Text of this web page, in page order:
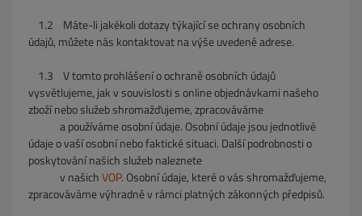
1.2
Máte-li jakékoli dotazy týkající se ochrany osobních
údajů, můžete nás kontaktovat na výše uvedené adrese.
1.3
V tomto prohlášení o ochraně osobních údajů
vysvětlujeme, jak v souvislosti s online objednávkami našeho
zboží nebo služeb shromažďujeme, zpracováváme
a používáme osobní údaje. Osobní údaje jsou jednotlivé
údaje o vaší osobní nebo faktické situaci. Další podrobnosti o
poskytování našich služeb naleznete
v našichVOP. Osobní údaje, které o vás shromažďujeme,
zpracováváme výhradně v rámci platných zákonných předpisů.